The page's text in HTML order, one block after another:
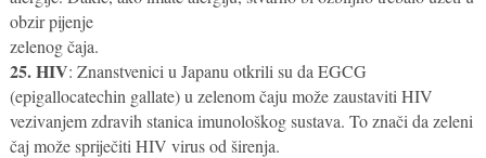
obzir pijenje
zelenog čaja.
25. HIV: Znanstvenici u Japanu otkrili su da EGCG
(epigallocatechin gallate) u zelenom čaju može zaustaviti HIV
vezivanjem zdravih stanica imunološkog sustava. To znači da zeleni
čaj može spriječiti HIV virus od širenja.